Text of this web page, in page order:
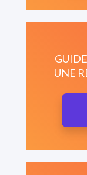
UNE